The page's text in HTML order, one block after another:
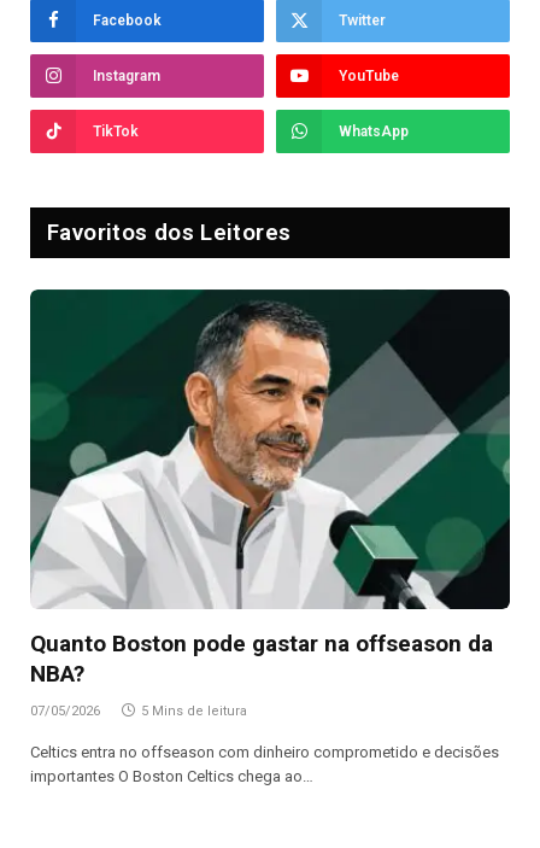
Facebook Twitter
Instagram YouTube
TikTok WhatsApp
Favoritos dos Leitores
Quanto Boston pode gastar na offseason da
NBA?
07/05/2026 5 Mins de leitura
Celtics entra no offseason com dinheiro comprometido e decisões
importantes O Boston Celtics chega ao…